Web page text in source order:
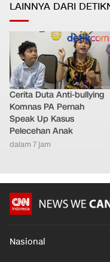
LAINNYA DARI
Cerita Duta Anti-bullying
Komnas PA Pernah
Speak Up Kasus
Pelecehan Anak
dalam 7 jam
Nasional